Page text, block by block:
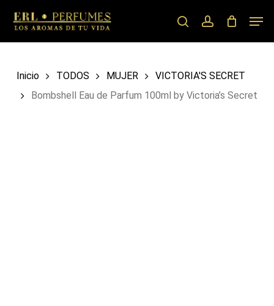
main
searchaccount
Inicio TODOS MUJER
VICTORIA'S SECRET
Bombshell Eau de Parfum 100ml by Victoria’s Secret